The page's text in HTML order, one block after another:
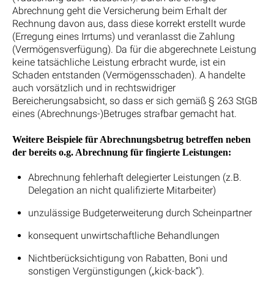
Abrechnung geht die Versicherung beim Erhalt der
Rechnung davon aus, dass diese korrekt erstellt wurde
(Erregung eines Irrtums) und veranlasst die Zahlung
(Vermögensverfügung). Da für die abgerechnete Leistung
keine tatsächliche Leistung erbracht wurde, ist ein
Schaden entstanden (Vermögensschaden). A handelte
auch vorsätzlich und in rechtswidriger
Bereicherungsabsicht, so dass er sich gemäß § 263 StGB
eines (Abrechnungs-)Betruges strafbar gemacht hat.
Weitere Beispiele für Abrechnungsbetrug betreffen neben
der bereits o.g. Abrechnung für fingierte Leistungen:
Abrechnung fehlerhaft delegierter Leistungen (z.B.
Delegation an nicht qualifizierte Mitarbeiter)
unzulässige Budgeterweiterung durch Scheinpartner
konsequent unwirtschaftliche Behandlungen
Nichtberücksichtigung von Rabatten, Boni und
sonstigen Vergünstigungen („kick-back“).